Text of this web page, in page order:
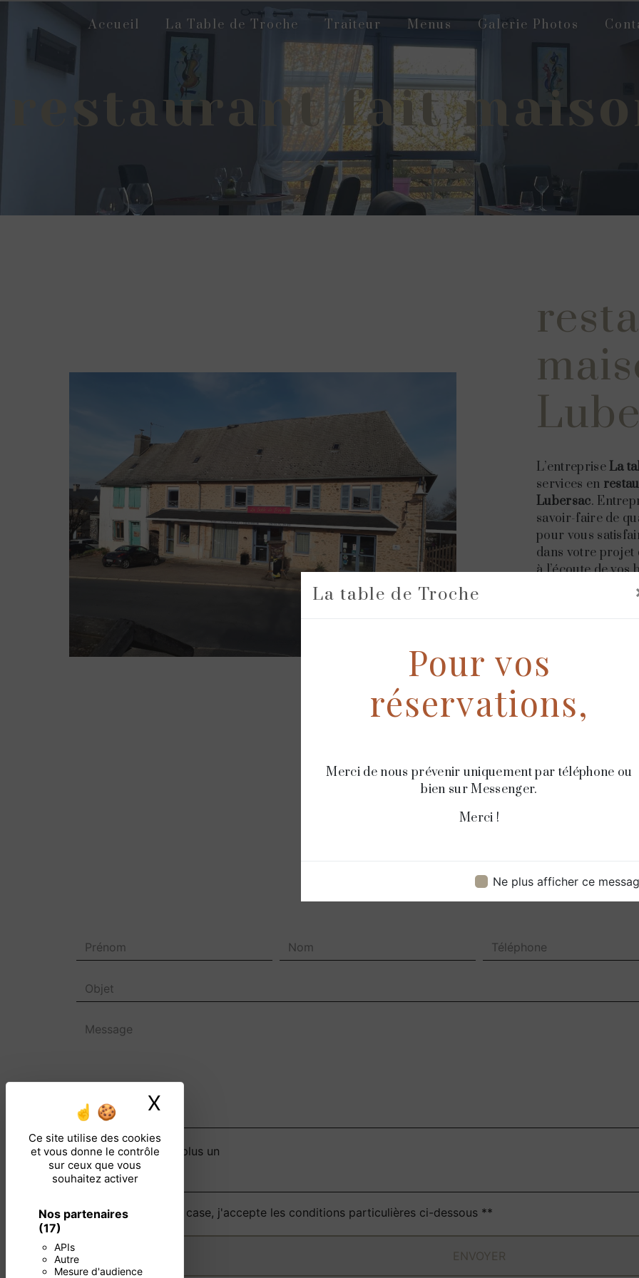
Ce site utilise des cookies
et vous donne le contrôle
sur ceux que vous
souhaitez activer
Nos partenaires
(17)
APIs
Autre
Mesure d'audience
X
La table de Troche
Pour vos
réservations,
Merci de nous prévenir uniquement par téléphone ou
bien sur Messenger.
Merci !
Ne plus afficher ce
Accueil La Table de Troche Traiteur Menus Galerie Photos
restaurant fait
L’entrepriseLa
services en
Lubersac.
savoir-faire de
pour vous
dans votre projet
à l’écoute de vos
nous sommes à
transmettre les
tout notre
encore plus
est qualifiée et
Contactez nous
Combien font neuf plus un
En cochant cette case, j'accepte les conditions particulières ci-dessous **
ENVOYER